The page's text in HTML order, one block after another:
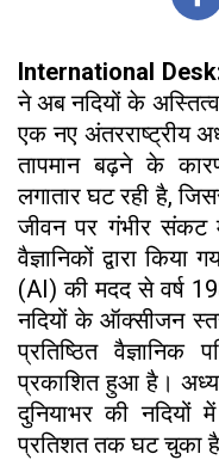
International
ने अब नदियों के
एक नए अंतरराष्ट्रीय
तापमान बढ़ने के
लगातार घट रही है,
जीवन पर गंभीर संकट
वैज्ञानिकों द्वारा
(AI) की मदद से वर्ष
नदियों के ऑक्सीजन
प्रतिष्ठित
प्रकाशित हुआ है।
दुनियाभर की
प्रतिशत तक घट चुका